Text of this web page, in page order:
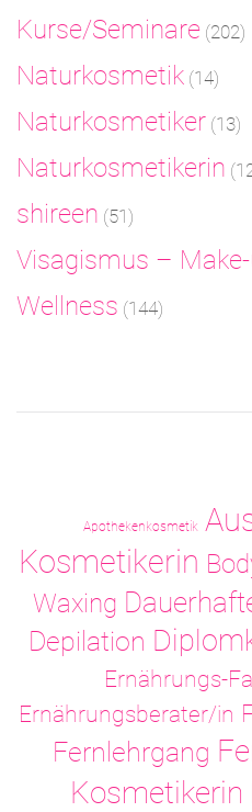
Kurse/Seminare (202)
Naturkosmetik (14)
Naturkosmetiker (13)
Naturkosmetikerin
shireen (51)
Visagismus –
Wellness (144)
Apothekenkosmetik
Kosmetikerin
Waxing
Depilation
Ernährungs-
Ernährungsberater/in
Fernlehrgang
Kosmetikerin